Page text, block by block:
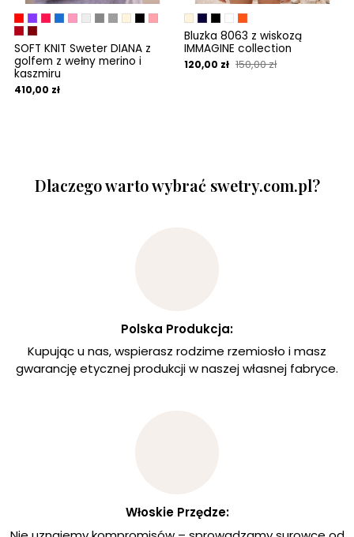
SOFT KNIT Sweter DIANA z
golfem z wełny merino i
kaszmiru
410,00 zł
Bluzka 8063 z wiskozą
IMMAGINE collection
120,00 zł 150,00 zł
Dlaczego warto wybrać swetry.com.pl?
Polska Produkcja:
Kupując u nas, wspierasz rodzime rzemiosło i masz
gwarancję etycznej produkcji w naszej własnej fabryce.
Włoskie Przędze: